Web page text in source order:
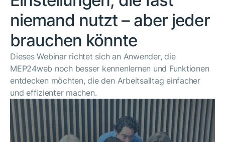
niemand nutzt – aber jeder
brauchen könnte
Dieses Webinar richtet sich an Anwender, die
MEP24web noch besser kennenlernen und Funktionen
entdecken möchten, die den Arbeitsalltag einfacher
und effizienter machen.